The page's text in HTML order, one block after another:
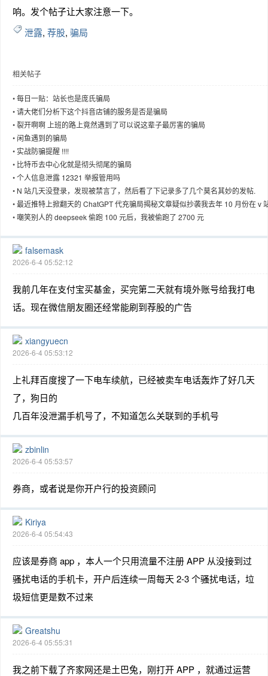
响。发个帖子让大家注意一下。
泄露, 荐股, 骗局
相关帖子
•每日一贴：站长也是庞氏骗局
•请大佬们分析下这个抖音店铺的服务是否是骗局
•裂开啊啊 上班的路上竟然遇到了可以说这辈子最厉害的骗局
• 闲鱼遇到的骗局
•实战防骗提醒 !!!!
• 比特币去中心化就是彻头彻尾的骗局
•个人信息泄露 12321 举报管用吗
• N 站几天没登录，发现被禁言了，然后看了下记录多了几个莫名其妙的发帖.
•最近推特上掀翻天的 ChatGPT 代充骗局揭秘文章疑似抄袭我去年 10 月份在 v
我的 github 上写的文章
•嘲笑别人的 deepseek 偷跑 100 元后，我被偷跑了 2700 元
falsemask
2026-6-4 05:52:12
我前几年在支付宝买基金，买完第二天就有境外账号给我打电
话。现在微信朋友圈还经常能刷到荐股的广告
xiangyuecn
2026-6-4 05:53:12
上礼拜百度搜了一下电车续航，已经被卖车电话轰炸了好几天
了，狗日的
几百年没泄漏手机号了，不知道怎么关联到的手机号
zbinlin
2026-6-4 05:53:57
券商，或者说是你开户行的投资顾问
Kiriya
2026-6-4 05:54:43
应该是券商 app ，本人一个只用流量不注册 APP 从没接到过
骚扰电话的手机卡，开户后连续一周每天 2-3 个骚扰电话，垃
圾短信更是数不过来
Greatshu
2026-6-4 05:55:31
我之前下载了齐家网还是土巴兔，刚打开 APP ，就通过运营